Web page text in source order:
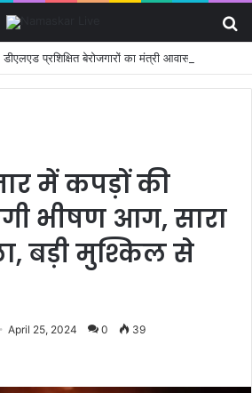
में कपड़ों की
भीषण आग, सारा
बड़ी मुश्किल से
April 25, 2024 0 39